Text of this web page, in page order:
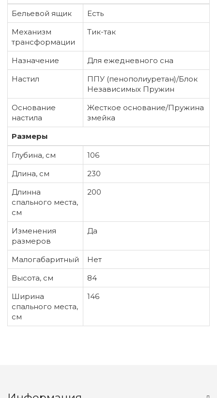
Бельевой ящик
Есть
Механизм
трансформации
Тик-так
Назначение
Для ежедневного сна
Настил
ППУ (пенополиуретан)/Блок
Независимых Пружин
Основание
настила
Жесткое основание/Пружина
змейка
Размеры
Глубина, см
106
Длина, см
230
Длинна
спального места,
см
200
Изменения
размеров
Да
Малогабаритный
Нет
Высота, см
84
Ширина
спального места,
см
146